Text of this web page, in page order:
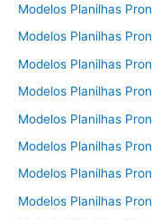
Modelos Planilhas
Modelos Planilhas
Modelos Planilhas
Modelos Planilhas
Modelos Planilhas
Modelos Planilhas
Modelos Planilhas
Modelos Planilhas